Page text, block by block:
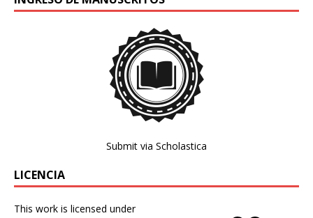
Submit via Scholastica
LICENCIA
This work is licensed under